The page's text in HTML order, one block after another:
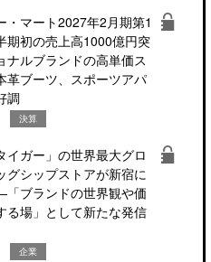
・マート2027年2月期第1
期初の売上高1000億円突
ルブランドの高単価ス
革ブーツ、スポーツアパ
調
決算
イガー」の世界最大グロ
グシップストアが新宿に
ブランドの世界観や価
る場」として新たな発信
企業